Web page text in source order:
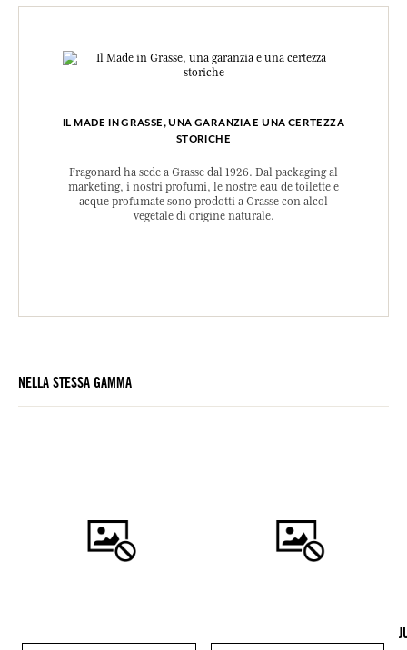
IL MADE IN GRASSE, UNA GARANZIA E UNA CERTEZZA
STORICHE
Fragonard ha sede a Grasse dal 1926. Dal packaging al
marketing, i nostri profumi, le nostre eau de toilette e
acque profumate sono prodotti a Grasse con alcol
vegetale di origine naturale.
NELLA STESSA GAMMA